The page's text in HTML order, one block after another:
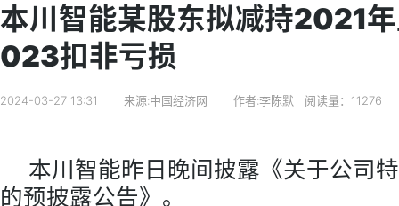
本川智能某股东拟减持2021
023扣非亏损
2024-03-27 13:31 来源:中国经济网 作者:李陈默 阅读量：11276
本川智能昨日晚间披露《关于公司
的预披露公告》。